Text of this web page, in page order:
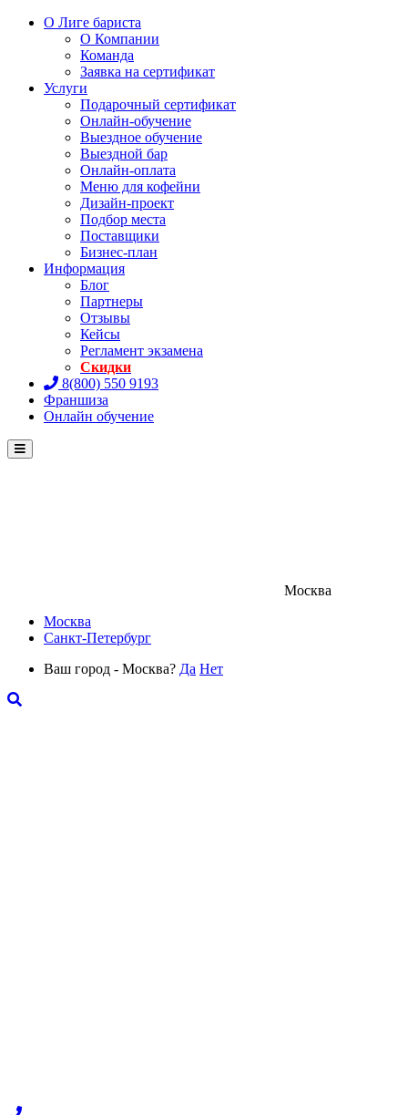
О Лиге бариста
О Компании
Команда
Заявка на сертификат
Услуги
Подарочный сертификат
Онлайн-обучение
Выездное обучение
Выездной бар
Онлайн-оплата
Меню для кофейни
Дизайн-проект
Подбор места
Поставщики
Бизнес-план
Информация
Блог
Партнеры
Отзывы
Кейсы
Регламент экзамена
Скидки
8(800) 550 9193
Франшиза
Онлайн обучение
Menu
Москва
Москва
Санкт-Петербург
Ваш город - Москва? Да Нет